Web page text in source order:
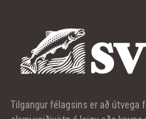
Tilgangur félagsins er að útvega